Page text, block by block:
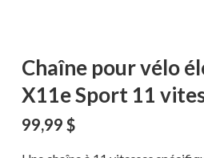
Chaîne pour vélo
X11e Sport 11
99,99 $